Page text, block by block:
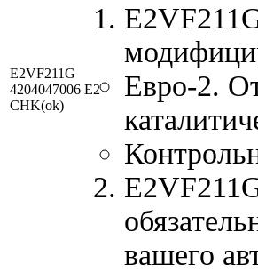
E2VF211G
4204047006 E2
CHK(ok)
Евро-2.
вашего